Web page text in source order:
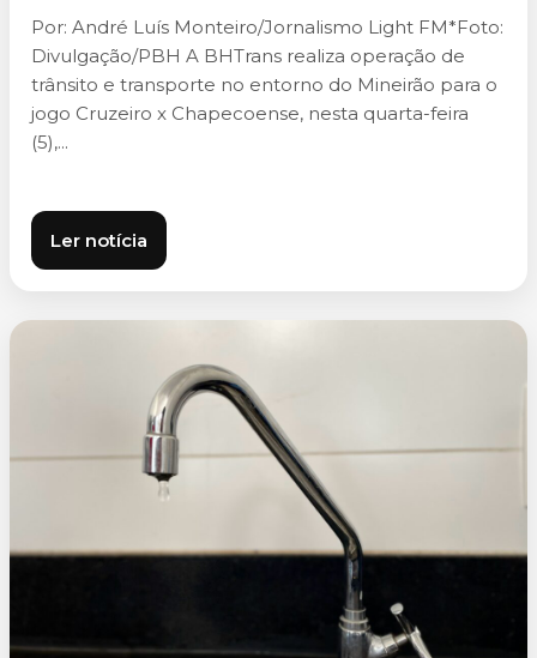
Por: André Luís Monteiro/Jornalismo Light FM*Foto:
Divulgação/PBH A BHTrans realiza operação de
trânsito e transporte no entorno do Mineirão para o
jogo Cruzeiro x Chapecoense, nesta quarta-feira
(5),...
Ler notícia